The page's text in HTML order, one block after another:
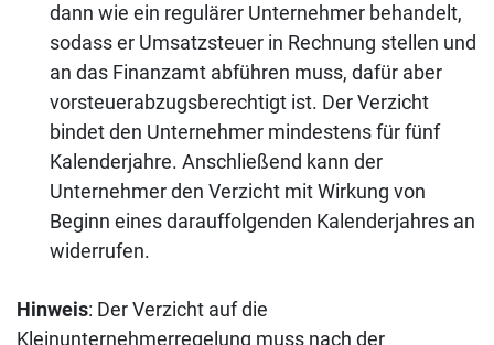
dann wie ein regulärer Unternehmer behandelt,
sodass er Umsatzsteuer in Rechnung stellen und
an das Finanzamt abführen muss, dafür aber
vorsteuerabzugsberechtigt ist. Der Verzicht
bindet den Unternehmer mindestens für fünf
Kalenderjahre. Anschließend kann der
Unternehmer den Verzicht mit Wirkung von
Beginn eines darauffolgenden Kalenderjahres an
widerrufen.
Hinweis: Der Verzicht auf die
Kleinunternehmerregelung muss nach der